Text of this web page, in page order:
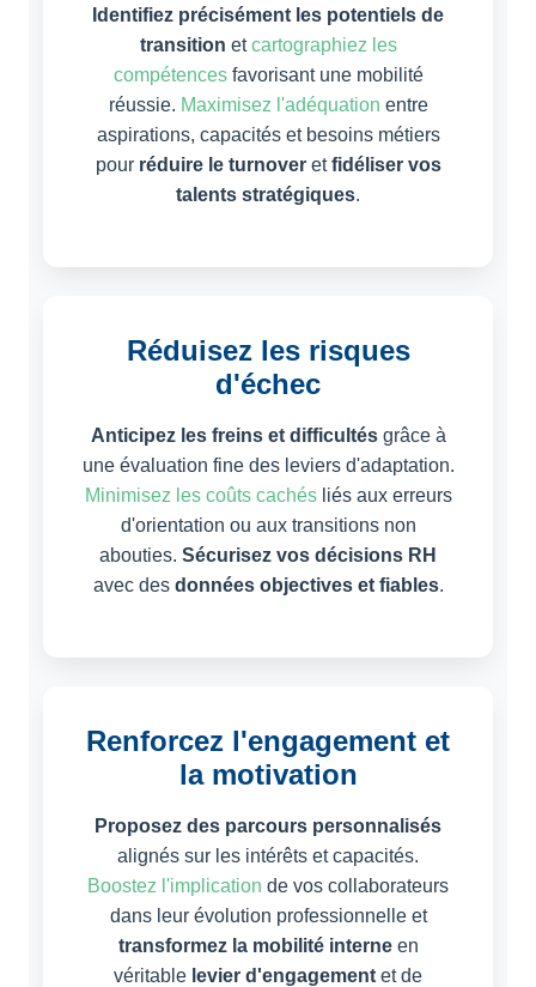
Identifiez précisément les potentiels de
transition etcartographiez les
compétencesfavorisant une mobilité
réussie. Maximisez l'adéquation entre
aspirations, capacités et besoins métiers
pour réduire le turnoveretfidéliser vos
talents stratégiques.
Réduisez les risques
d'échec
Anticipez les freins et difficultésgrâce à
une évaluation fine des leviers d'adaptation.
Minimisez les coûts cachésliés aux erreurs
d'orientation ou aux transitions non
abouties. Sécurisez vos décisions RH
avec des données objectives et fiables.
Renforcez l'engagement et
la motivation
Proposez des parcours personnalisés
alignés sur les intérêts et capacités.
Boostez l'implication de vos collaborateurs
dans leur évolution professionnelle et
transformez la mobilité interneen
véritable levier d'engagement et de